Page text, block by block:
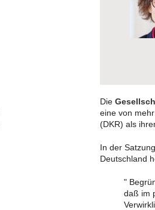
Die
eine von
(DKR) als
In der
Deutschland
"
daß im